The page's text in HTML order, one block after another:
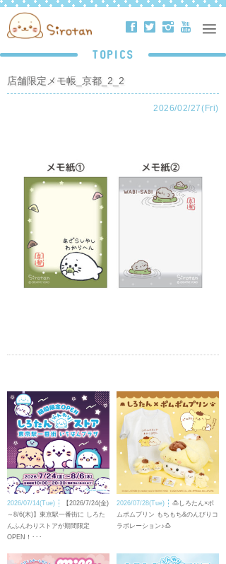
ä å ë ð
TOPICS
店舗限定メモ帳_京都_2_2
2026/02/27(Fri)
2026/07/14(Tue)
【2026/7/24(金)
～8/6(木)】東京駅一番街に しろた
んふんわりストアが期間限定
OPEN！･･･
2026/07/28(Tue)
🍮しろたん×ポ
ムポムプリン もちもち&のんびりコ
ラボレーション♪🍮